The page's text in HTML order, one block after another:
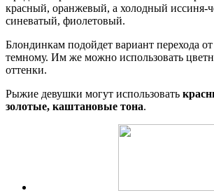
красный, оранжевый, а холодный иссиня-
синеватый, фиолетовый.
Блондинкам подойдет вариант перехода от
темному. Им же можно использовать
оттенки.
Рыжие девушки могут использовать
золотые, каштановые тона.